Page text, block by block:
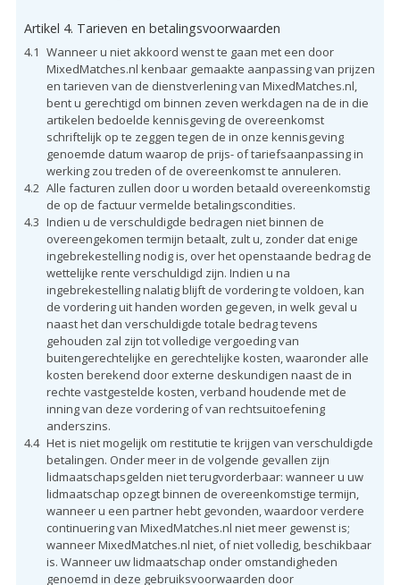
Artikel 4. Tarieven en betalingsvoorwaarden
4.1 Wanneer u niet akkoord wenst te gaan met een door
MixedMatches.nl kenbaar gemaakte aanpassing van prijzen
en tarieven van de dienstverlening van MixedMatches.nl,
bent u gerechtigd om binnen zeven werkdagen na de in die
artikelen bedoelde kennisgeving de overeenkomst
schriftelijk op te zeggen tegen de in onze kennisgeving
genoemde datum waarop de prijs- of tariefsaanpassing in
werking zou treden of de overeenkomst te annuleren.
4.2 Alle facturen zullen door u worden betaald overeenkomstig
de op de factuur vermelde betalingscondities.
4.3 Indien u de verschuldigde bedragen niet binnen de
overeengekomen termijn betaalt, zult u, zonder dat enige
ingebrekestelling nodig is, over het openstaande bedrag de
wettelijke rente verschuldigd zijn. Indien u na
ingebrekestelling nalatig blijft de vordering te voldoen, kan
de vordering uit handen worden gegeven, in welk geval u
naast het dan verschuldigde totale bedrag tevens
gehouden zal zijn tot volledige vergoeding van
buitengerechtelijke en gerechtelijke kosten, waaronder alle
kosten berekend door externe deskundigen naast de in
rechte vastgestelde kosten, verband houdende met de
inning van deze vordering of van rechtsuitoefening
anderszins.
4.4 Het is niet mogelijk om restitutie te krijgen van verschuldigde
betalingen. Onder meer in de volgende gevallen zijn
lidmaatschapsgelden niet terugvorderbaar: wanneer u uw
lidmaatschap opzegt binnen de overeenkomstige termijn,
wanneer u een partner hebt gevonden, waardoor verdere
continuering van MixedMatches.nl niet meer gewenst is;
wanneer MixedMatches.nl niet, of niet volledig, beschikbaar
is. Wanneer uw lidmaatschap onder omstandigheden
genoemd in deze gebruiksvoorwaarden door